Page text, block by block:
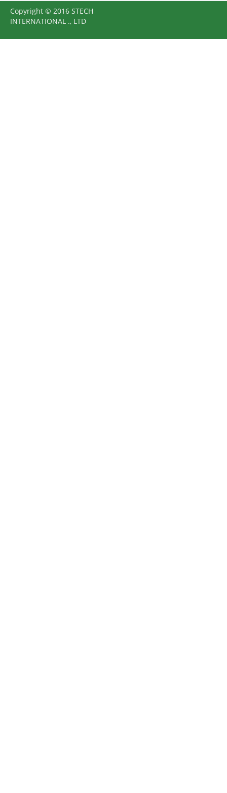
Copyright © 2016 STECH
INTERNATIONAL ., LTD